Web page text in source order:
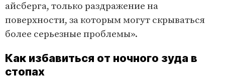
айсберга, только раздражение на
поверхности, за которым могут скрываться
более серьезные проблемы».
Как избавиться от ночного зуда в
стопах